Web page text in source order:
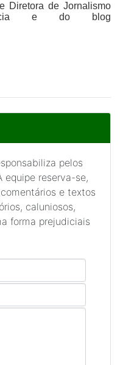
Diretora de Jornalismo
e do blog
pelos
equipe reserva-se,
e textos
caluniosos,
forma prejudiciais